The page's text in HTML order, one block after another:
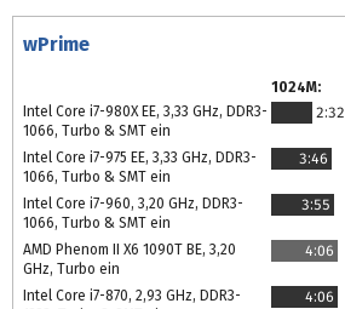
wPrime
1024M:
Intel Core i7-980X EE, 3,33 GHz, DDR3-
1066, Turbo & SMT ein
2:32
Intel Core i7-975 EE, 3,33 GHz, DDR3-
1066, Turbo & SMT ein
3:46
Intel Core i7-960, 3,20 GHz, DDR3-
1066, Turbo & SMT ein
3:55
AMD Phenom II X6 1090T BE, 3,20
GHz, Turbo ein
4:06
Intel Core i7-870, 2,93 GHz, DDR3-
4:06